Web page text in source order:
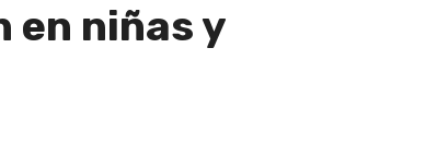
en niñas y